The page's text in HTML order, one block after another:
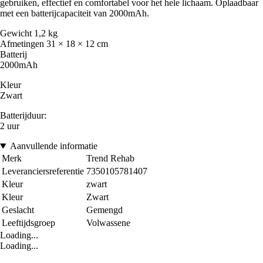
gebruiken, effectief en comfortabel voor het hele lichaam. Oplaadbaar
met een batterijcapaciteit van 2000mAh.
Gewicht 1,2 kg
Afmetingen 31 × 18 × 12 cm
Batterij
2000mAh
Kleur
Zwart
Batterijduur:
2 uur
Aanvullende informatie
Merk
Trend Rehab
Leveranciersreferentie 7350105781407
Kleur
zwart
Kleur
Zwart
Geslacht
Gemengd
Leeftijdsgroep
Volwassene
Loading...
Loading...